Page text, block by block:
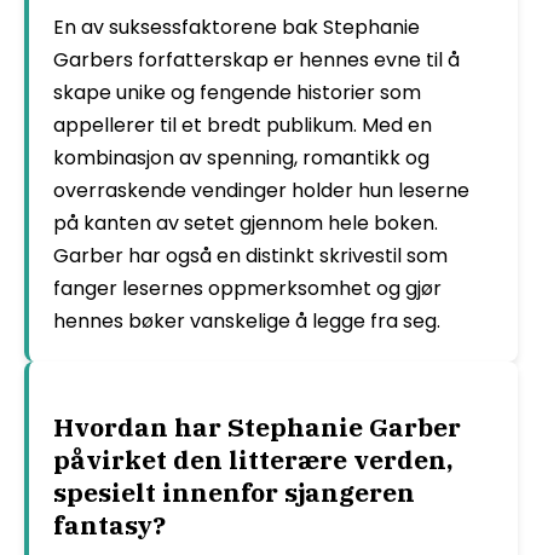
En av suksessfaktorene bak Stephanie
Garbers forfatterskap er hennes evne til å
skape unike og fengende historier som
appellerer til et bredt publikum. Med en
kombinasjon av spenning, romantikk og
overraskende vendinger holder hun leserne
på kanten av setet gjennom hele boken.
Garber har også en distinkt skrivestil som
fanger lesernes oppmerksomhet og gjør
hennes bøker vanskelige å legge fra seg.
Hvordan har Stephanie Garber
påvirket den litterære verden,
spesielt innenfor sjangeren
fantasy?